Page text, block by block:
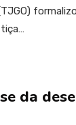
da